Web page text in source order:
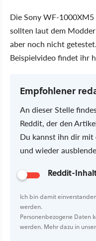
Die Sony WF-
sollten laut dem
aber noch nicht
Beispielvideo findet ihr
Empfohlener
An dieser Stelle
Reddit, der den
Du kannst ihn dir mit
und wieder
Reddit-
Ich bin damit
werden.
Personenbezogene
werden. Mehr dazu in